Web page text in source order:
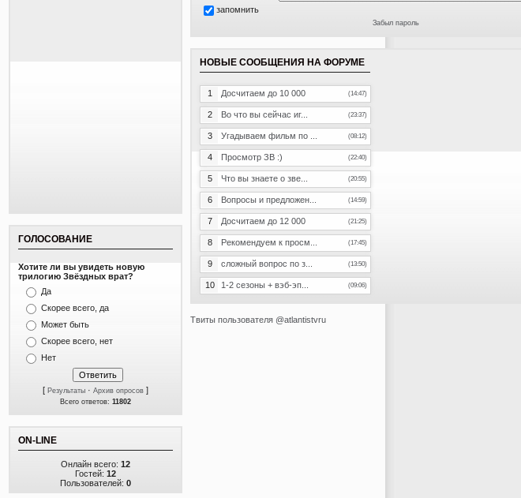
ГОЛОСОВАНИЕ
Хотите ли вы увидеть новую
трилогию Звёздных врат?
Да
Скорее всего, да
Может быть
Скорее всего, нет
Нет
[ Результаты · Архив опросов ]
Всего ответов: 11802
ON-LINE
Онлайн всего: 12
Гостей: 12
Пользователей: 0
запомнить
Забыл пароль
НОВЫЕ СООБЩЕНИЯ НА ФОРУМЕ
1 Досчитаем до 10 000 (14:47)
2 Во что вы сейчас иг... (23:37)
3 Угадываем фильм по ... (08:12)
4 Просмотр ЗВ :) (22:40)
5 Что вы знаете о зве... (20:55)
6 Вопросы и предложен... (14:59)
7 Досчитаем до 12 000 (21:25)
8 Рекомендуем к просм... (17:45)
9 сложный вопрос по з... (13:50)
10 1-2 сезоны + вэб-эп... (09:06)
Твиты пользователя @atlantistvru